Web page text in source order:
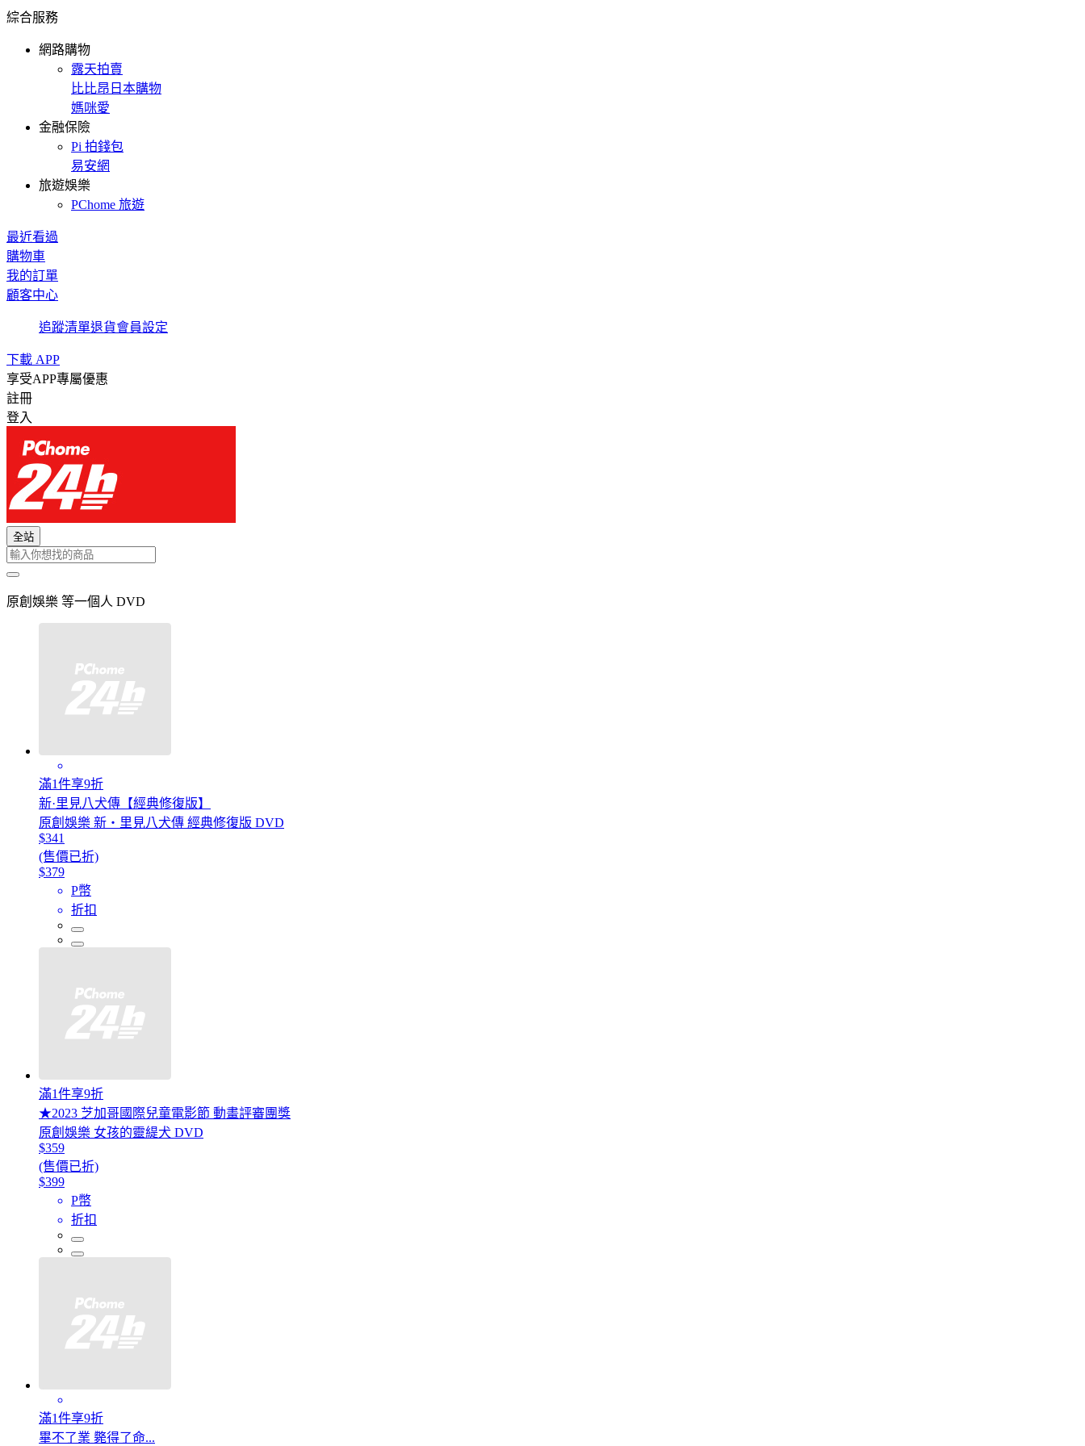
綜合服務
網路購物
露天拍賣
比比昂日本購物
媽咪愛
金融保險
Pi 拍錢包
易安網
旅遊娛樂
PChome 旅遊
最近看過
購物車
我的訂單
顧客中心
追蹤清單退貨會員設定
下載 APP
享受APP專屬優惠
註冊
登入
全站
原創娛樂 等一個人 DVD
滿1件享9折
新·里見八犬傳【經典修復版】
原創娛樂 新・里見八犬傳 經典修復版 DVD
$341
(售價已折)
$379
P幣
折扣
滿1件享9折
★2023 芝加哥國際兒童電影節 動畫評審團獎
原創娛樂 女孩的靈緹犬 DVD
$359
(售價已折)
$399
P幣
折扣
滿1件享9折
畢不了業 斃得了命...